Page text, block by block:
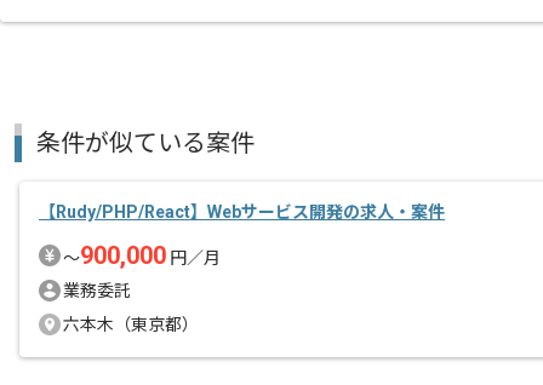
条件が似ている案件
【Rudy/PHP/React】Webサービス開発の求人・案件
〜900,000 円／月
業務委託
六本木（東京都）